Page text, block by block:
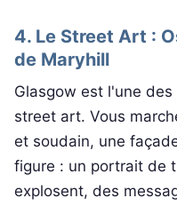
4. Le Street Art :
de Maryhill
Glasgow est l'une
street art. Vous
et soudain, une
figure : un portrait de
explosent, des